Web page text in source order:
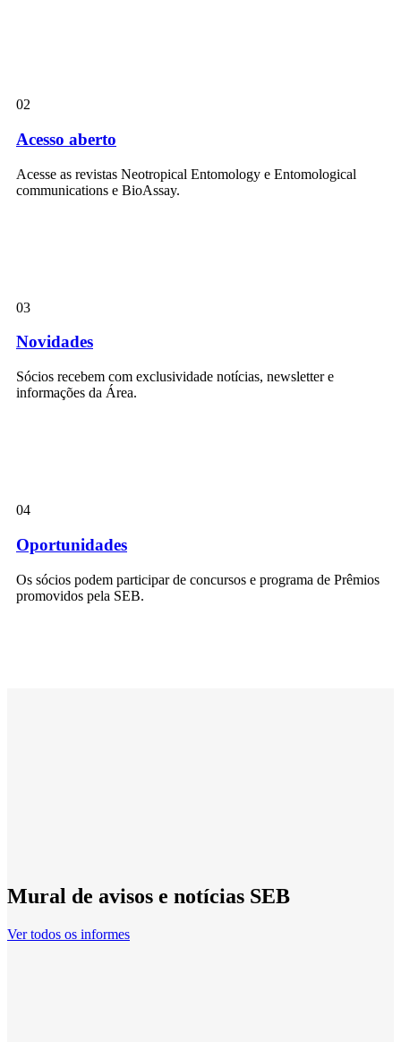
02
Acesso aberto
Acesse as revistas Neotropical Entomology e Entomological
communications e BioAssay.
03
Novidades
Sócios recebem com exclusividade notícias, newsletter e
informações da Área.
04
Oportunidades
Os sócios podem participar de concursos e programa de Prêmios
promovidos pela SEB.
Mural de avisos e notícias SEB
Ver todos os informes